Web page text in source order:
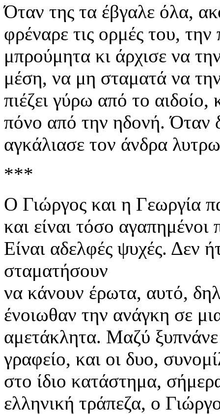
Όταν της τα έβγαλε όλα,
φρέναρε τις ορμές του,
μπρούμητα κι άρχισε να
μέση, να μη σταματά να
πιέζει γύρω από το αιδοίο,
πόνο από την ηδονή. Όταν
αγκάλιασε τον άνδρα
***
Ο Γιώργος και η Γεωργία
και είναι τόσο
Είναι αδελφές ψυχές. Δεν
σταματήσουν
να κάνουν έρωτα, αυτό,
ένοιωθαν την ανάγκη σε
αμετάκλητα. Μαζύ
γραφείο, και οι δυο,
στο ίδιο κατάστημα,
ελληνική τράπεζα, ο